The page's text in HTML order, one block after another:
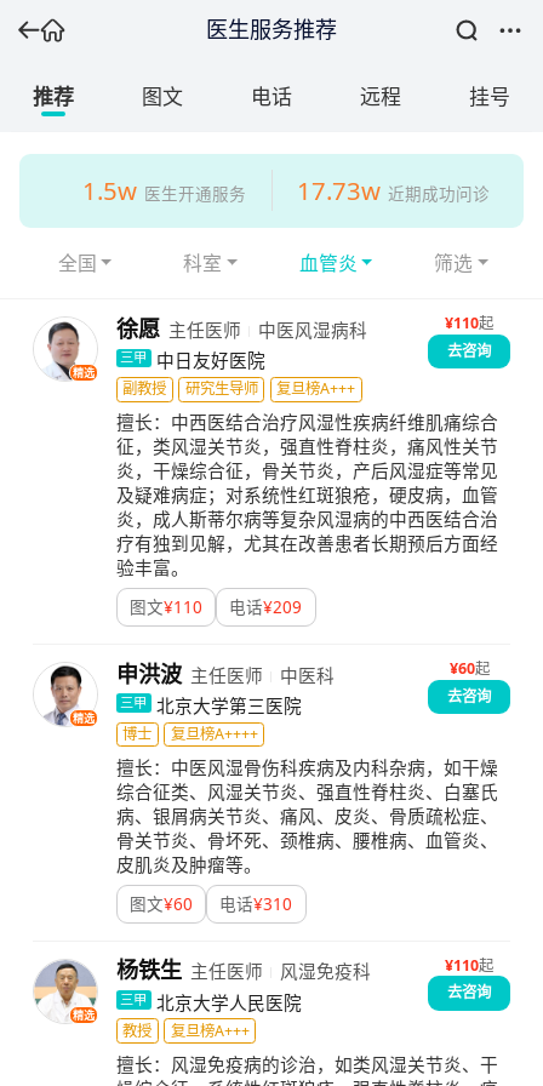
医生服务推荐
推荐 图文 电话 远程 挂号
1.5w 医生开通服务 17.73w 近期成功问诊
全国 科室 血管炎 筛选
精选
徐愿 主任医师 中医风湿病科
三甲 中日友好医院
¥110起
去咨询
副教授
研究生导师 复旦榜A+++
擅长： 中西医结合治疗风湿性疾病纤维肌痛综合
征，类风湿关节炎，强直性脊柱炎，痛风性关节
炎，干燥综合征，骨关节炎，产后风湿症等常见
及疑难病症；对系统性红斑狼疮，硬皮病，血管
炎，成人斯蒂尔病等复杂风湿病的中西医结合治
疗有独到见解，尤其在改善患者长期预后方面经
验丰富。
图文¥110 电话¥209
精选
申洪波 主任医师 中医科
三甲 北京大学第三医院
¥60起
去咨询
博士
复旦榜A++++
擅长： 中医风湿骨伤科疾病及内科杂病，如干燥
综合征类、风湿关节炎、强直性脊柱炎、白塞氏
病、银屑病关节炎、痛风、皮炎、骨质疏松症、
骨关节炎、骨坏死、颈椎病、腰椎病、血管炎、
皮肌炎及肿瘤等。
图文¥60 电话¥310
精选
杨铁生 主任医师 风湿免疫科
三甲 北京大学人民医院
¥110起
去咨询
教授
复旦榜A+++
擅长： 风湿免疫病的诊治，如类风湿关节炎、干